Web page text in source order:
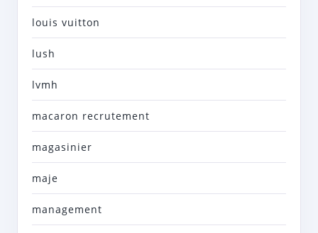
louis vuitton
lush
lvmh
macaron recrutement
magasinier
maje
management